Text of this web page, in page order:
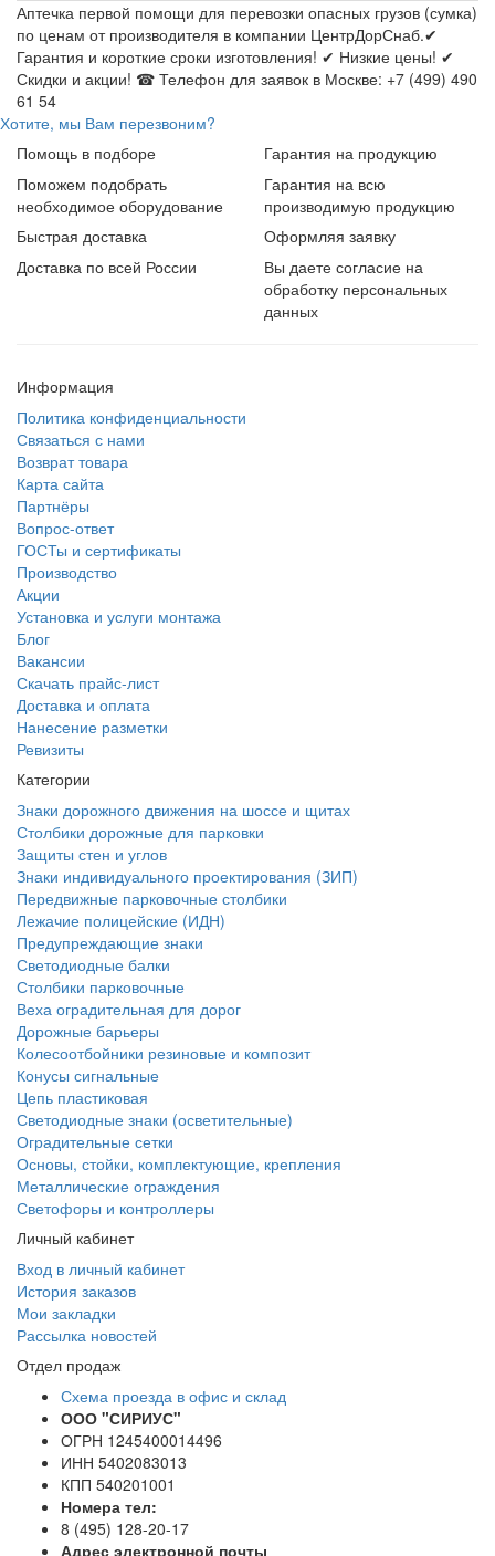
Аптечка первой помощи для перевозки опасных грузов (сумка)
по ценам от производителя в компании ЦентрДорСнаб.✔
Гарантия и короткие сроки изготовления! ✔ Низкие цены! ✔
Скидки и акции! ☎ Телефон для заявок в Москве: +7 (499) 490
61 54
Хотите, мы Вам перезвоним?
Помощь в подборе
Поможем подобрать
необходимое оборудование
Гарантия на продукцию
Гарантия на всю
производимую продукцию
Быстрая доставка
Доставка по всей России
Оформляя заявку
Вы даете согласие на
обработку персональных
данных
Информация
Политика конфиденциальности
Связаться с нами
Возврат товара
Карта сайта
Партнёры
Вопрос-ответ
ГОСТы и сертификаты
Производство
Акции
Установка и услуги монтажа
Блог
Вакансии
Скачать прайс-лист
Доставка и оплата
Нанесение разметки
Ревизиты
Категории
Знаки дорожного движения на шоссе и щитах
Столбики дорожные для парковки
Защиты стен и углов
Знаки индивидуального проектирования (ЗИП)
Передвижные парковочные столбики
Лежачие полицейские (ИДН)
Предупреждающие знаки
Светодиодные балки
Столбики парковочные
Веха оградительная для дорог
Дорожные барьеры
Колесоотбойники резиновые и композит
Конусы сигнальные
Цепь пластиковая
Светодиодные знаки (осветительные)
Оградительные сетки
Основы, стойки, комплектующие, крепления
Металлические ограждения
Светофоры и контроллеры
Личный кабинет
Вход в личный кабинет
История заказов
Мои закладки
Рассылка новостей
Отдел продаж
Схема проезда в офис и склад
ООО "СИРИУС"
ОГРН 1245400014496
ИНН 5402083013
КПП 540201001
Номера тел:
8 (495) 128-20-17
Адрес электронной почты